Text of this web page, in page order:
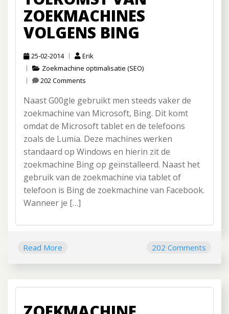
ZOEKMACHINES
VOLGENS BING
25-02-2014
Erik
Zoekmachine optimalisatie (SEO)
202 Comments
Naast G00gle gebruikt men steeds vaker de
zoekmachine van Microsoft, Bing. Dit komt
omdat de Microsoft tablet en de telefoons
zoals de Lumia. Deze machines werken
standaard op Windows en hierin zit de
zoekmachine Bing op geïnstalleerd. Naast het
gebruik van de zoekmachine via tablet of
telefoon is Bing de zoekmachine van Facebook.
Wanneer je […]
Read More 202 Comments